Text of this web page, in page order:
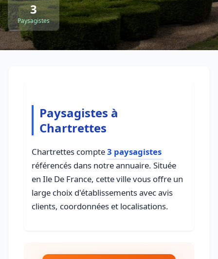
3
Paysagistes
Paysagistes à
Chartrettes
Chartrettes compte3 paysagistes
référencés dans notre annuaire. Située
en Ile De France, cette ville vous offre un
large choix d'établissements avec avis
clients, coordonnées et localisations.